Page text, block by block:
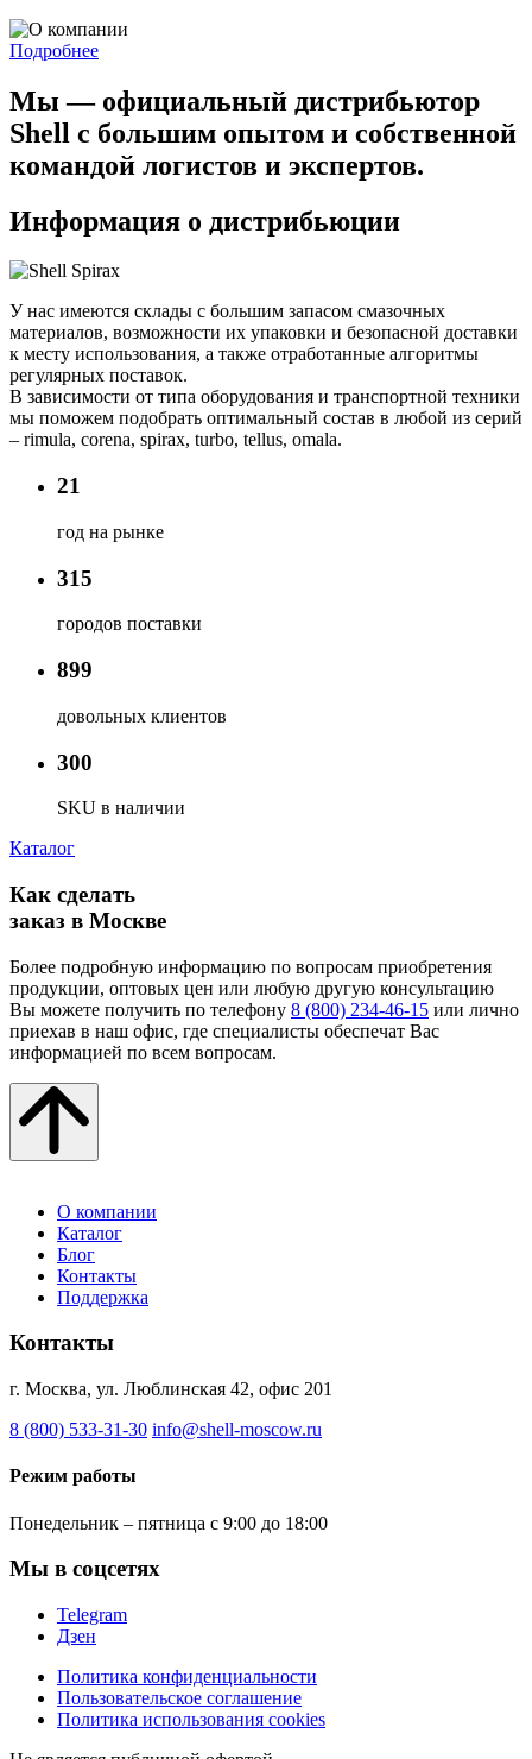
Подробнее
Мы — официальный дистрибьютор
Shell с большим опытом и собственной
командой логистов и экспертов.
Информация о дистрибьюции
У нас имеются склады с большим запасом смазочных
материалов, возможности их упаковки и безопасной доставки
к месту использования, а также отработанные алгоритмы
регулярных поставок.
В зависимости от типа оборудования и транспортной техники
мы поможем подобрать оптимальный состав в любой из серий
– rimula, corena, spirax, turbo, tellus, omala.
21
год на рынке
315
городов поставки
899
довольных клиентов
300
SKU в наличии
Каталог
Как сделать
заказ в Москве
Более подробную информацию по вопросам приобретения
продукции, оптовых цен или любую другую консультацию
Вы можете получить по телефону 8 (800) 234-46-15 или лично
приехав в наш офис, где специалисты обеспечат Вас
информацией по всем вопросам.
О компании
Каталог
Блог
Контакты
Поддержка
Контакты
г. Москва, ул. Люблинская 42, офис 201
8 (800) 533-31-30 info@shell-moscow.ru
Режим работы
Понедельник – пятница с 9:00 до 18:00
Мы в соцсетях
Telegram
Дзен
Политика конфиденциальности
Пользовательское соглашение
Политика использования cookies